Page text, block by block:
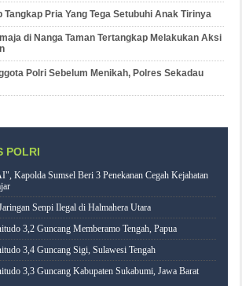
Tangkap Pria Yang Tega Setubuhi Anak Tirinya
di Nanga Taman Tertangkap Melakukan Aksi
Polri Sebelum Menikah, Polres Sekadau
POLRI
Kapolda Sumsel Beri 3 Penekanan Cegah Kejahatan
Senpi Ilegal di Halmahera Utara
3,2 Guncang Memberamo Tengah, Papua
3,4 Guncang Sigi, Sulawesi Tengah
3,3 Guncang Kabupaten Sukabumi, Jawa Barat